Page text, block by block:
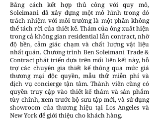
Bằng cách kết hợp thủ công với quy mô,
Soleimani đã xây dựng một mô hình trong đó
trách nhiệm với môi trường là một phần không
thể tách rời của thiết kế. Thảm của ông xuất hiện
trong cả không gian residential lẫn contract, nhờ
độ bền, cảm giác chạm và chất lượng vật liệu
nhất quán. Chương trình Ben Soleimani Trade &
Contract phát triển dựa trên mối liên kết này, hỗ
trợ các chuyên gia thiết kế thông qua mức giá
thương mại độc quyền, mẫu thử miễn phí và
dịch vụ concierge tận tâm. Thành viên cũng có
quyền truy cập vào thiết kế thảm và sản phẩm
tùy chỉnh, xem trước bộ sưu tập mới, và sử dụng
showroom của thương hiệu tại Los Angeles và
New York để giới thiệu cho khách hàng.